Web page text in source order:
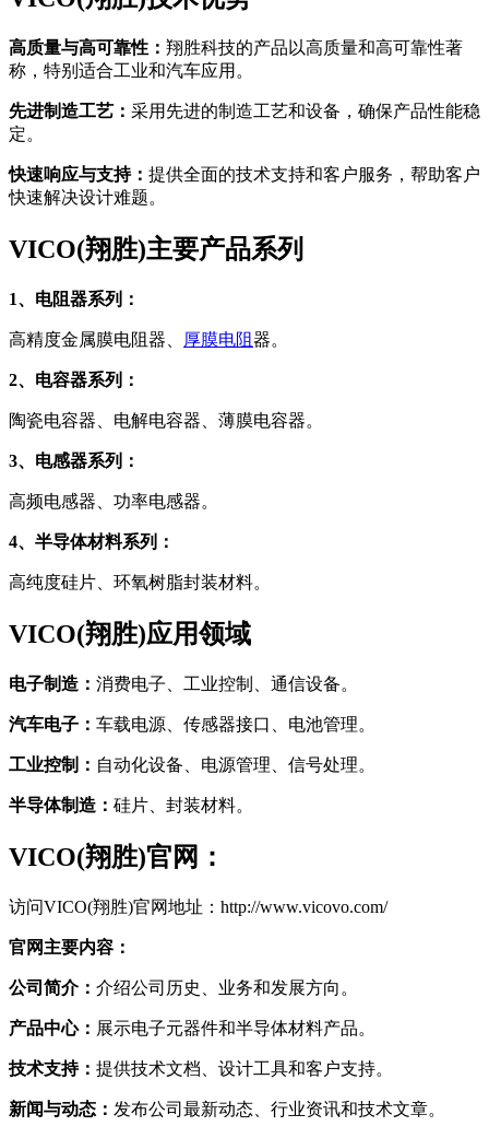
高质量与高可靠性： 翔胜科技的产品以高质量和高可靠性著
称，特别适合工业和汽车应用。
先进制造工艺： 采用先进的制造工艺和设备，确保产品性能稳
定。
快速响应与支持： 提供全面的技术支持和客户服务，帮助客户
快速解决设计难题。
VICO(翔胜)主要产品系列
1、电阻器系列：
高精度金属膜电阻器、 厚膜电阻器。
2、电容器系列：
陶瓷电容器、电解电容器、薄膜电容器。
3、电感器系列：
高频电感器、功率电感器。
4、半导体材料系列：
高纯度硅片、环氧树脂封装材料。
VICO(翔胜)应用领域
电子制造： 消费电子、工业控制、通信设备。
汽车电子： 车载电源、传感器接口、电池管理。
工业控制： 自动化设备、电源管理、信号处理。
半导体制造： 硅片、封装材料。
VICO(翔胜)官网：
访问VICO(翔胜)官网地址：http://www.vicovo.com/
官网主要内容：
公司简介： 介绍公司历史、业务和发展方向。
产品中心： 展示电子元器件和半导体材料产品。
技术支持： 提供技术文档、设计工具和客户支持。
新闻与动态： 发布公司最新动态、行业资讯和技术文章。